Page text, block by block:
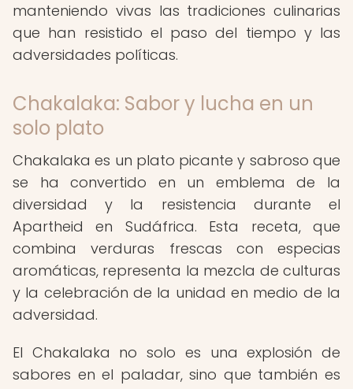
manteniendo vivas las tradiciones culinarias
que han resistido el paso del tiempo y las
adversidades políticas.
Chakalaka: Sabor y lucha en un
solo plato
Chakalaka es un plato picante y sabroso que
se ha convertido en un emblema de la
diversidad y la resistencia durante el
Apartheid en Sudáfrica. Esta receta, que
combina verduras frescas con especias
aromáticas, representa la mezcla de culturas
y la celebración de la unidad en medio de la
adversidad.
El Chakalaka no solo es una explosión de
sabores en el paladar, sino que también es